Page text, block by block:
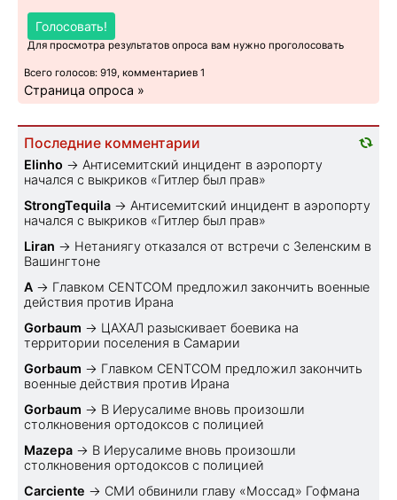
Голосовать!
Для просмотра результатов опроса вам нужно проголосовать
Всего голосов: 919, комментариев 1
Страница опроса »
Последние комментарии
Elinho → Антисемитский инцидент в аэропорту
начался с выкриков «Гитлер был прав»
StrongTequila → Антисемитский инцидент в аэропорту
начался с выкриков «Гитлер был прав»
Liran → Нетаниягу отказался от встречи с Зеленским в
Вашингтоне
A → Главком CENTCOM предложил закончить военные
действия против Ирана
Gorbaum → ЦАХАЛ разыскивает боевика на
территории поселения в Самарии
Gorbaum → Главком CENTCOM предложил закончить
военные действия против Ирана
Gorbaum → В Иерусалиме вновь произошли
столкновения ортодоксов с полицией
Mazepa → В Иерусалиме вновь произошли
столкновения ортодоксов с полицией
Carciente → СМИ обвинили главу «Моссад» Гофмана